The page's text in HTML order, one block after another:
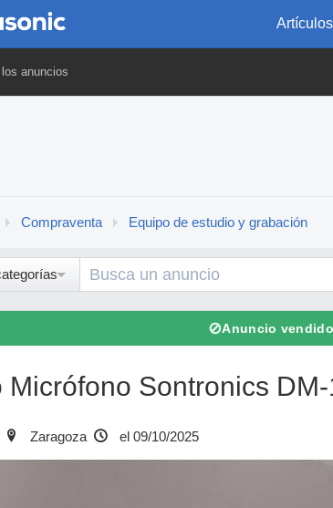
Artículos
anuncios
Compraventa Equipo de estudio y grabación
⊘Anuncio vendido
Micrófono Sontronics
Zaragoza el 09/10/2025